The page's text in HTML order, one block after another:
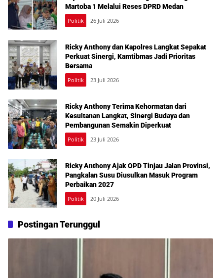
Martoba 1 Melalui Reses DPRD Medan
Politik 26 Juli 2026
Ricky Anthony dan Kapolres Langkat Sepakat
Perkuat Sinergi, Kamtibmas Jadi Prioritas
Bersama
Politik 23 Juli 2026
Ricky Anthony Terima Kehormatan dari
Kesultanan Langkat, Sinergi Budaya dan
Pembangunan Semakin Diperkuat
Politik 23 Juli 2026
Ricky Anthony Ajak OPD Tinjau Jalan Provinsi,
Pangkalan Susu Diusulkan Masuk Program
Perbaikan 2027
Politik 20 Juli 2026
Postingan Terunggul